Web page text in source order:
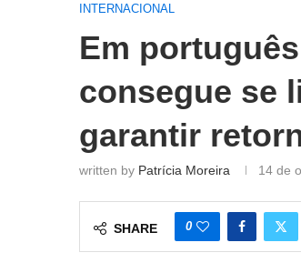
INTERNACIONAL
Em
consegue se
garantir
written by Patrícia Moreira 14 de
SHARE 0